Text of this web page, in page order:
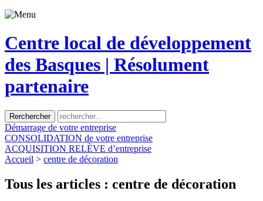
Centre local de développement
des Basques | Résolument
partenaire
Démarrage de votre entreprise
CONSOLIDATION de votre entreprise
ACQUISITION RELÈVE d’entreprise
Accueil > centre de décoration
Tous les articles : centre de décoration